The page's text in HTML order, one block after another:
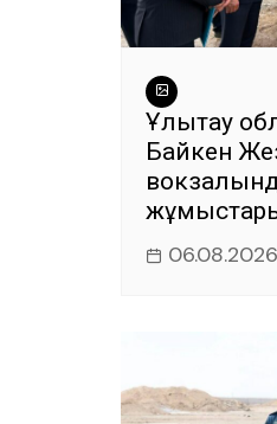
Ұлытау
Байкен
06.08.2026